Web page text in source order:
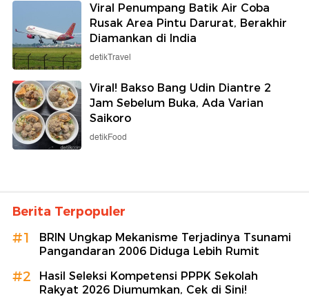
Viral Penumpang Batik Air Coba
Rusak Area Pintu Darurat, Berakhir
Diamankan di India
detikTravel
Viral! Bakso Bang Udin Diantre 2
Jam Sebelum Buka, Ada Varian
Saikoro
detikFood
Berita Terpopuler
#1
BRIN Ungkap Mekanisme Terjadinya Tsunami
Pangandaran 2006 Diduga Lebih Rumit
#2
Hasil Seleksi Kompetensi PPPK Sekolah
Rakyat 2026 Diumumkan, Cek di Sini!